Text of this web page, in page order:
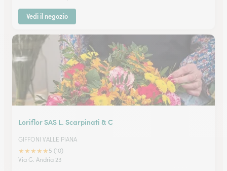
Vedi il negozio
Loriflor SAS L. Scarpinati & C
GIFFONI VALLE PIANA
★★★★★ 5 (10)
Via G. Andria 23